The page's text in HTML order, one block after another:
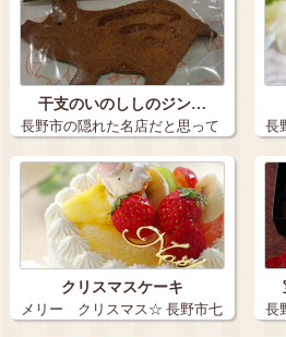
干支のいのししのジン…
長野市の隠れた名店だと思って
いるル・コク…
長
ル
クリスマスケーキ
メリー クリスマス☆ 長野市七
長